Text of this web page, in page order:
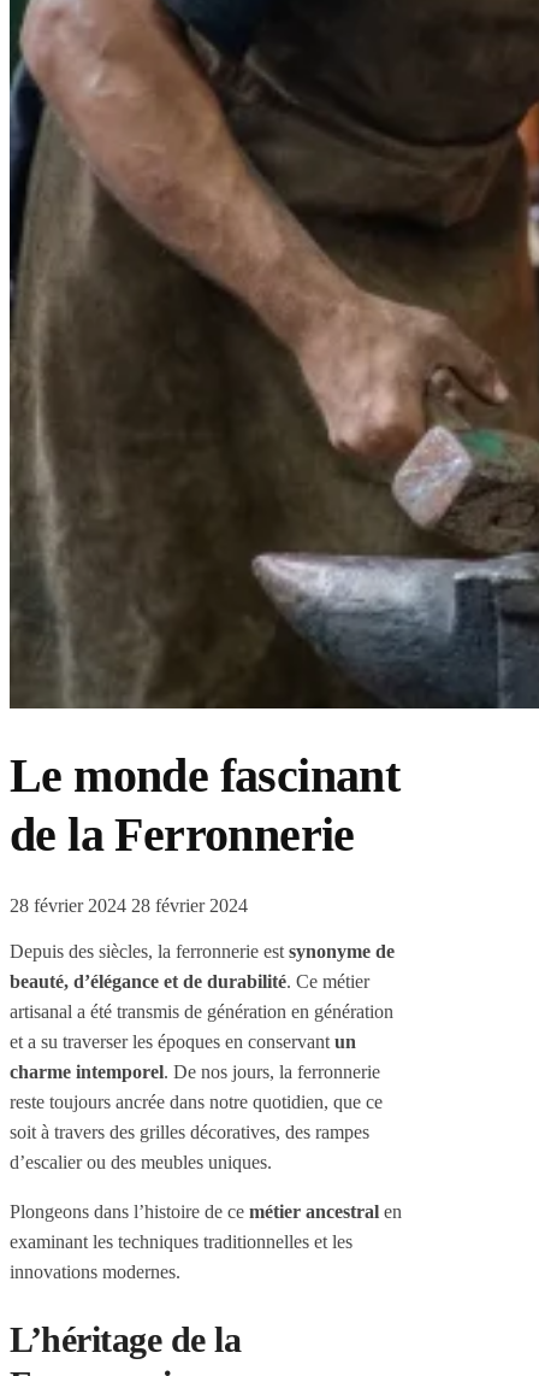
Le monde fascinant
de la Ferronnerie
28 février 2024 28 février 2024
Depuis des siècles, la ferronnerie est synonyme de
beauté, d’élégance et de durabilité. Ce métier
artisanal a été transmis de génération en génération
et a su traverser les époques en conservant un
charme intemporel. De nos jours, la ferronnerie
reste toujours ancrée dans notre quotidien, que ce
soit à travers des grilles décoratives, des rampes
d’escalier ou des meubles uniques.
Plongeons dans l’histoire de ce métier ancestral en
examinant les techniques traditionnelles et les
innovations modernes.
L’héritage de la